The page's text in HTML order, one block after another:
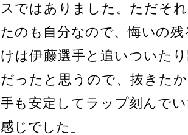
スではありました。ただそ
たのも自分なので、悔いの
けは伊藤選手と追いついた
だったと思うので、抜きた
手も安定してラップ刻んで
感じでした」